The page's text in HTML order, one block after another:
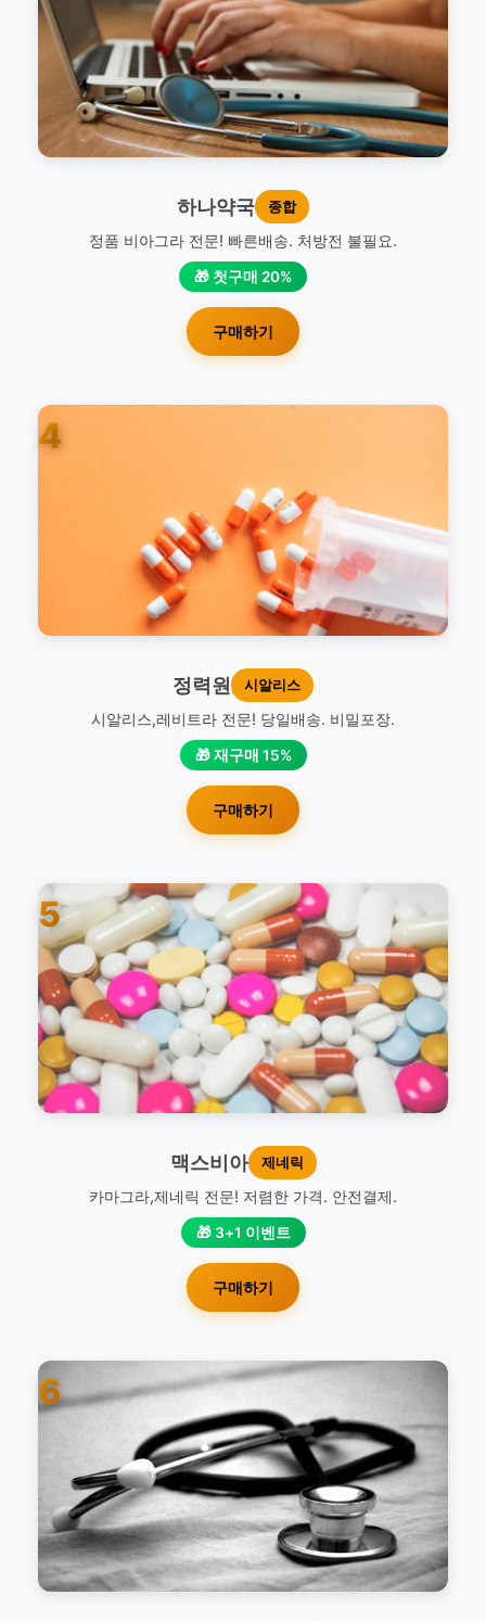
하나약국 종합
정품 비아그라 전문! 빠른배송. 처방전 불필요.
🎁 첫구매 20%
구매하기
4
정력원 시알리스
시알리스,레비트라 전문! 당일배송. 비밀포장.
🎁 재구매 15%
구매하기
5
맥스비아 제네릭
카마그라,제네릭 전문! 저렴한 가격. 안전결제.
🎁 3+1 이벤트
구매하기
6